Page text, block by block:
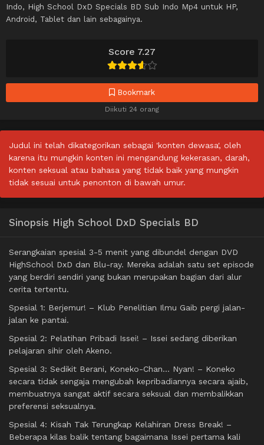
Score 7.27
Bookmark
Diikuti 24 orang
Indo, High School DxD Specials BD Sub Indo Mp4 untuk HP,
Android, Tablet dan lain sebagainya.
Judul ini telah dikategorikan sebagai 'konten dewasa', oleh
karena itu mungkin konten ini mengandung kekerasan, darah,
konten seksual atau bahasa yang tidak baik yang mungkin
tidak sesuai untuk penonton di bawah umur.
Sinopsis High School DxD Specials BD
Serangkaian spesial 3-5 menit yang dibundel dengan DVD
HighSchool DxD dan Blu-ray. Mereka adalah satu set episode
yang berdiri sendiri yang bukan merupakan bagian dari alur
cerita tertentu.
Spesial 1: Berjemur! – Klub Penelitian Ilmu Gaib pergi jalan-
jalan ke pantai.
Spesial 2: Pelatihan Pribadi Issei! – Issei sedang diberikan
pelajaran sihir oleh Akeno.
Spesial 3: Sedikit Berani, Koneko-Chan… Nyan! – Koneko
secara tidak sengaja mengubah kepribadiannya secara ajaib,
membuatnya sangat aktif secara seksual dan membalikkan
preferensi seksualnya.
Spesial 4: Kisah Tak Terungkap Kelahiran Dress Break! –
Beberapa kilas balik tentang bagaimana Issei pertama kali